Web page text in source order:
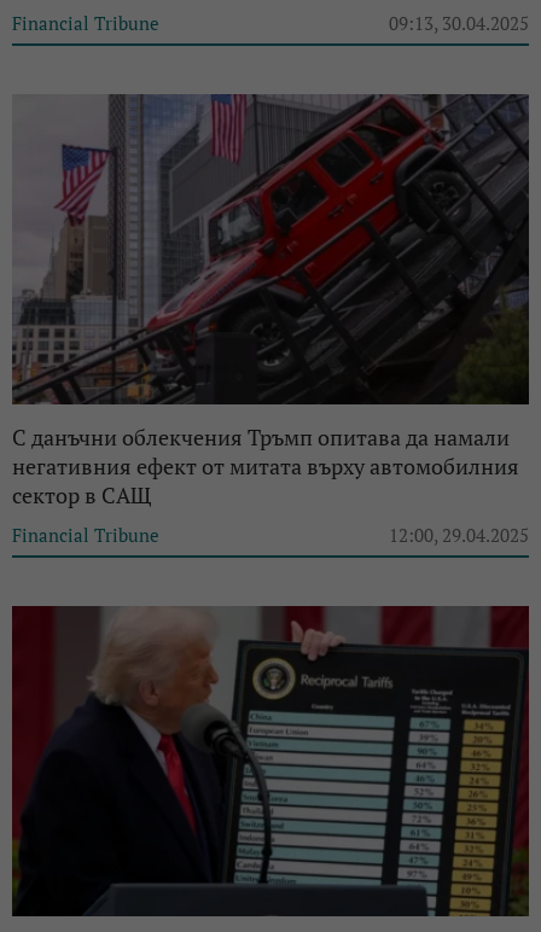
Financial Tribune 09:13, 30.04.2025
С данъчни облекчения Тръмп опитава да намали
негативния ефект от митата върху автомобилния
сектор в САЩ
Financial Tribune 12:00, 29.04.2025